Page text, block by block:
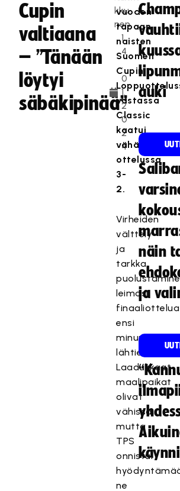
Cupin
valtiaana
– ”Tänään
löytyi
säbäkipinää”
kku
nen
1
4
.
0
1.
2
0
2
4
vuoden
tapaan
naisten
Suomen
Cupin.
vastassa
Classic
kaatui
ottelussa
3-
2.
Virheiden
välttely
ja
tarkka
leimasi
finaaliottelua
ensi
minuuteista
lähtien.
Laadukkaat
maalipaikat
olivat
vähissä,
mutta
TPS
onnistui
ne
auki
näin
ja